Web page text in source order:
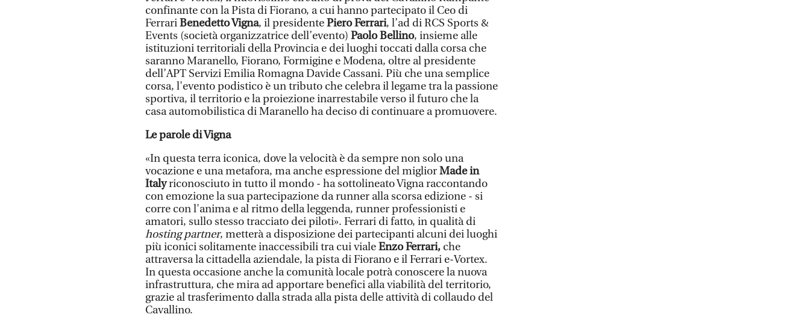
confinante con la Pista di Fiorano, a cui hanno partecipato il Ceo di
FerrariBenedetto Vigna, il presidentePiero Ferrari, l’ad di RCS Sports &
Events (società organizzatrice dell’evento) Paolo Bellino, insieme alle
istituzioni territoriali della Provincia e dei luoghi toccati dalla corsa che
saranno Maranello, Fiorano, Formigine e Modena, oltre al presidente
dell’APT Servizi Emilia Romagna Davide Cassani. Più che una semplice
corsa, l'evento podistico è un tributo che celebra il legame tra la passione
sportiva, il territorio e la proiezione inarrestabile verso il futuro che la
casa automobilistica di Maranello ha deciso di continuare a promuovere.
Le parole di Vigna
«In questa terra iconica, dove la velocità è da sempre non solo una
vocazione e una metafora, ma anche espressione del migliorMade in
Italyriconosciuto in tutto il mondo - ha sottolineato Vigna raccontando
con emozione la sua partecipazione da runner alla scorsa edizione - si
corre con l'anima e al ritmo della leggenda, runner professionisti e
amatori, sullo stesso tracciato dei piloti». Ferrari di fatto, in qualità di
hosting partner, metterà a disposizione dei partecipanti alcuni dei luoghi
più iconici solitamente inaccessibili tra cui vialeEnzo Ferrari, che
attraversa la cittadella aziendale, la pista di Fiorano e il Ferrari e-Vortex.
In questa occasione anche la comunità locale potrà conoscere la nuova
infrastruttura, che mira ad apportare benefici alla viabilità del territorio,
grazie al trasferimento dalla strada alla pista delle attività di collaudo del
Cavallino.